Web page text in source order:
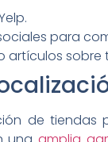
para
artículos sobre
de